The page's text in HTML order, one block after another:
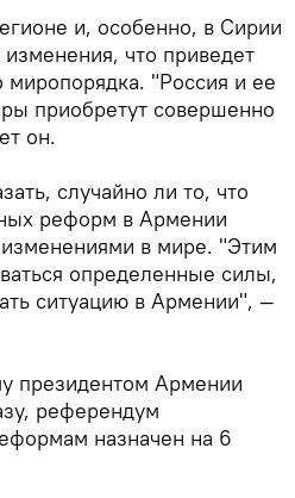
и, особенно, в Сирии
что приведет
миропорядка. "Россия и ее
приобретут совершенно
он.
случайно ли то, что
реформ в Армении
в мире. "Этим
определенные силы,
ситуацию в Армении", —
президентом Армении
референдум
назначен на 6